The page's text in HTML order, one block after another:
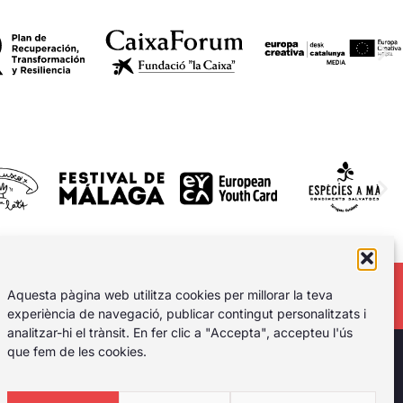
Aquesta pàgina web utilitza cookies per millorar la teva
experiència de navegació, publicar contingut personalitzats i
analitzar-hi el trànsit. En fer clic a "Accepta", accepteu l'ús
que fem de les cookies.
el primer
de